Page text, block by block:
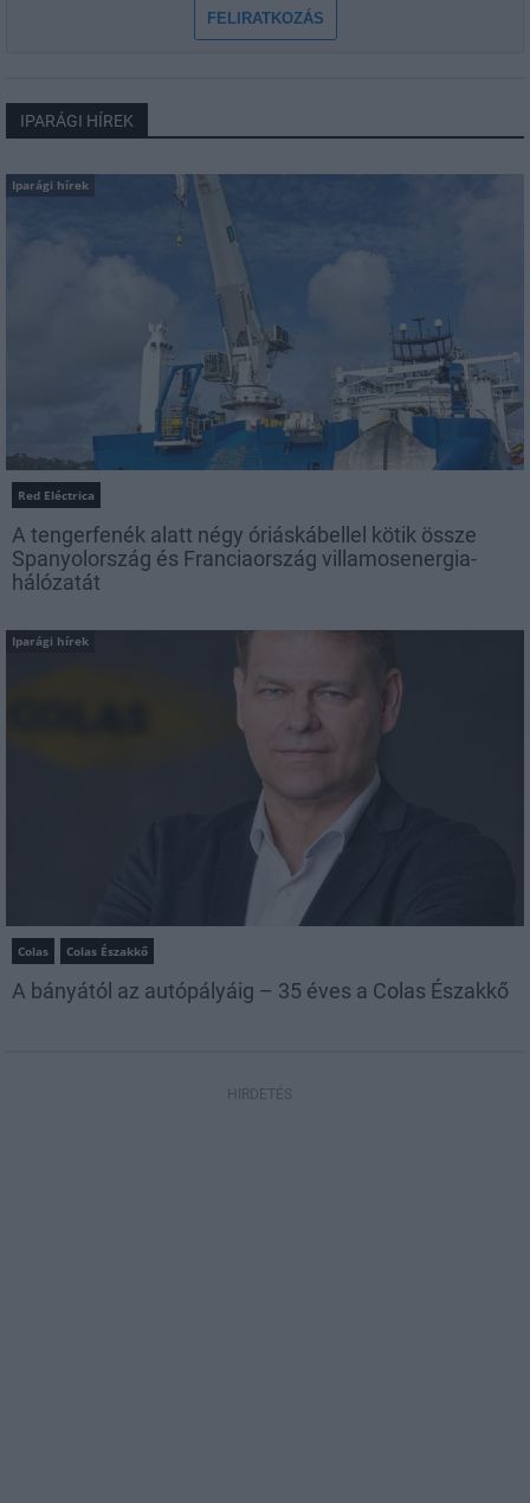
FELIRATKOZÁS
IPARÁGI HÍREK
Iparági hírek
Red Eléctrica
A tengerfenék alatt négy óriáskábellel kötik össze
Spanyolország és Franciaország villamosenergia-
hálózatát
Iparági hírek
Colas Colas Északkő
A bányától az autópályáig – 35 éves a Colas Északkő
HIRDETÉS